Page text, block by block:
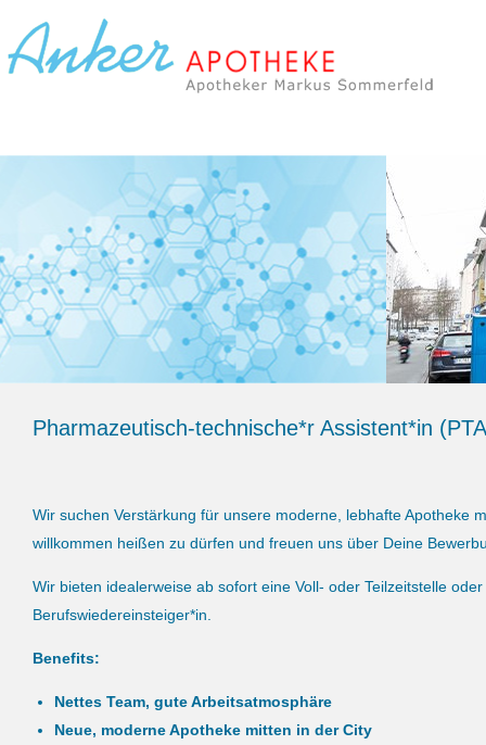
Pharmazeutisch-technische*r Assistent*in
Wir suchen Verstärkung für unsere moderne, lebhafte Apotheke
willkommen heißen zu dürfen und freuen uns über Deine
Wir bieten idealerweise ab sofort eine Voll- oder Teilzeitstelle
Berufswiedereinsteiger*in.
Benefits:
Nettes Team, gute Arbeitsatmosphäre
Neue, moderne Apotheke mitten in der City